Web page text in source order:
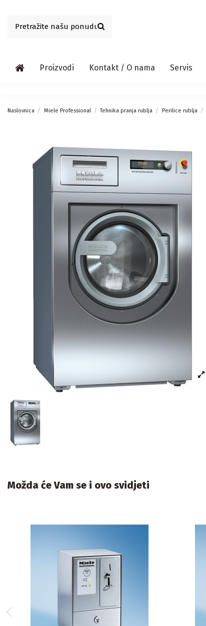
Proizvodi Kontakt / O nama Servis
Naslovnica Miele Professional Tehnika pranja rublja Perilice rublja
Možda će Vam se i ovo svidjeti